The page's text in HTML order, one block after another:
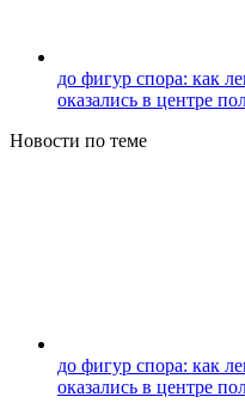
до фигур спора: как
оказались в центре
Новости по теме
до фигур спора: как
оказались в центре